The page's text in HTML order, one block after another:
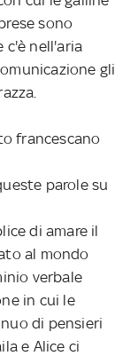
sono
c'è nell'aria
gli
francescano
parole su
di amare il
al mondo
verbale
in cui le
di pensieri
e Alice ci